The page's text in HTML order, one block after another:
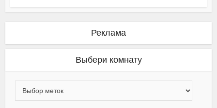
Реклама
Выбери комнату